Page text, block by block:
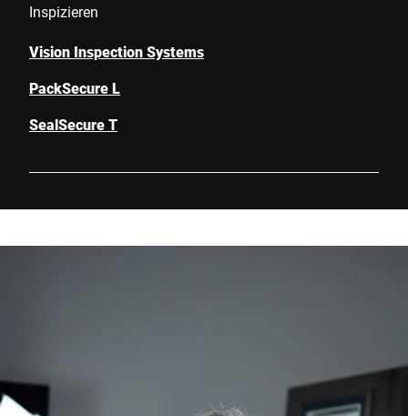
Inspizieren
Vision Inspection Systems
PackSecure L
SealSecure T